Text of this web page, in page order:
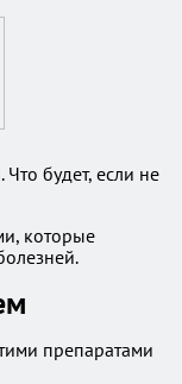
будет, если не
которые
препаратами